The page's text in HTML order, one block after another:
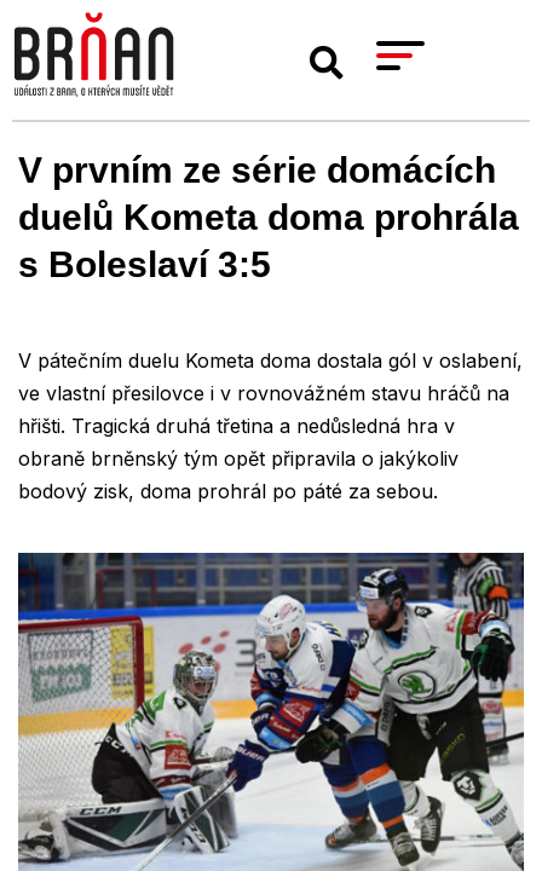
V prvním ze série domácích
duelů Kometa doma prohrála
s Boleslaví 3:5
V pátečním duelu Kometa doma dostala gól v oslabení,
ve vlastní přesilovce i v rovnovážném stavu hráčů na
hřišti. Tragická druhá třetina a nedůsledná hra v
obraně brněnský tým opět připravila o jakýkoliv
bodový zisk, doma prohrál po páté za sebou.